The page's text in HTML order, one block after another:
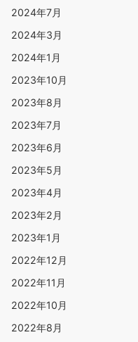
2024年7月
2024年3月
2024年1月
2023年10月
2023年8月
2023年7月
2023年6月
2023年5月
2023年4月
2023年2月
2023年1月
2022年12月
2022年11月
2022年10月
2022年8月